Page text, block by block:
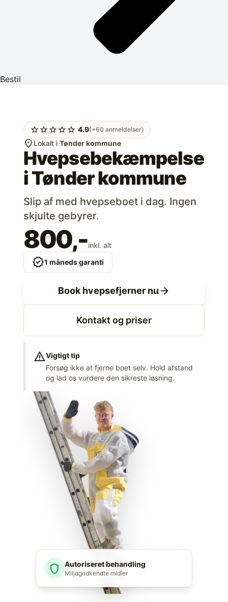
Bestil
starstarstarstarstar 4.9(+60 anmeldelser)
location_on Lokalt i Tønder kommune
Hvepsebekæmpelse
iTønder kommune
Slip af med hvepseboet i dag. Ingen
skjulte gebyrer.
800,-inkl. alt
verified1 måneds garanti
Book hvepsefjerner nu arrow_forward
Kontakt og priser
warningVigtigt tip
Forsøg ikke at fjerne boet selv. Hold afstand
og lad os vurdere den sikreste løsning.
shield Autoriseret behandling
Miljøgodkendte midler